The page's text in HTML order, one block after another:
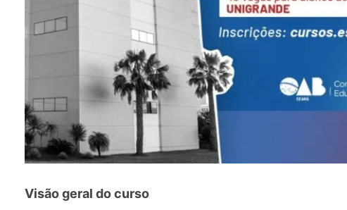
Visão geral do curso